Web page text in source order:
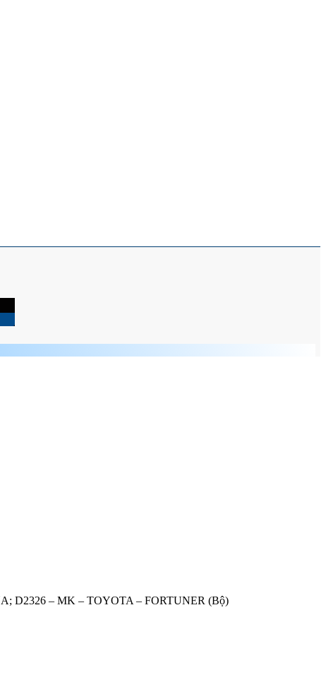
D2326 – MK – TOYOTA – FORTUNER (Bộ)